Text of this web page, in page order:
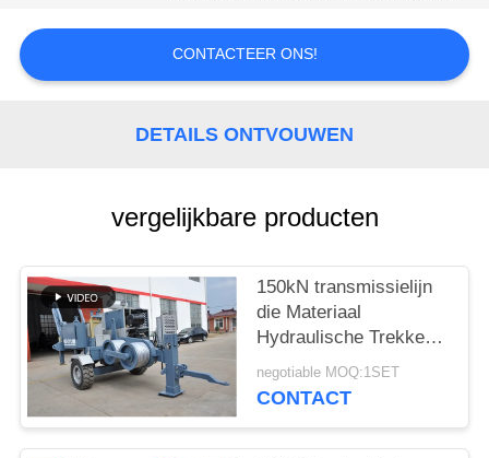
PRIVACY
CONTACTEER ONS!
DETAILS ONTVOUWEN
vergelijkbare producten
150kN transmissielijn
die Materiaal
Hydraulische Trekker
1400 R/Min vastbinden
negotiable MOQ:1SET
CONTACT